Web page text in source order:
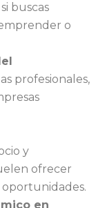
buscas
o
profesionales,
y
ofrecer
en